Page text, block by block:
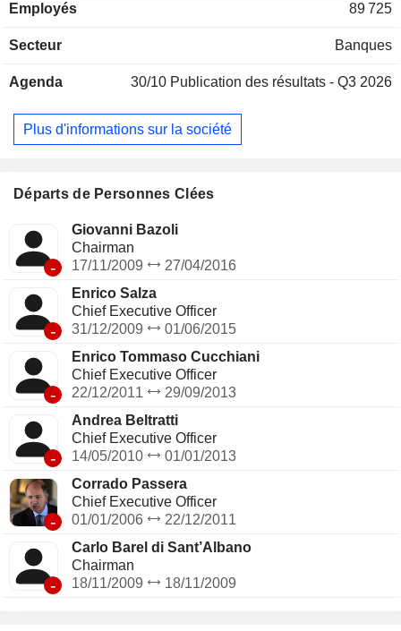
orientale, du Moyen-Orient et d'Afrique du Nord. L'activité
accent mis sur le marché local et l'ancrage territorial pour
organisations à but non lucratif ; - IMI Corporate &
institutions financières et administrations publiques ; -
Banques internationales : filiales opérant dans le secteur de
Gestion d'actifs : solutions pour les clients du groupe, les
Assurance : produits d'assurance et de prévoyance destinés
aux clients du groupe.
Employés 89 725
Secteur Banques
Agenda 30/10 Publication des résultats - Q3 2026
Plus d'informations sur la société
Départs de Personnes Clées
-
Giovanni Bazoli
Chairman
17/11/2009
27/04/2016
-
Enrico Salza
Chief Executive Officer
31/12/2009
01/06/2015
-
Enrico Tommaso Cucchiani
Chief Executive Officer
22/12/2011
29/09/2013
-
Andrea Beltratti
Chief Executive Officer
14/05/2010
01/01/2013
-
Corrado Passera
Chief Executive Officer
01/01/2006
22/12/2011
-
Carlo Barel di Sant’Albano
Chairman
18/11/2009
18/11/2009